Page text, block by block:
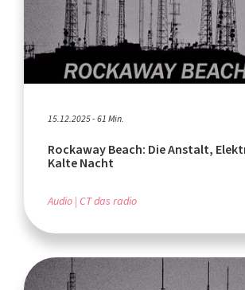
15.12.2025 - 61 Min.
Rockaway Beach: Die Anstalt,
Kalte Nacht
Audio CT das radio